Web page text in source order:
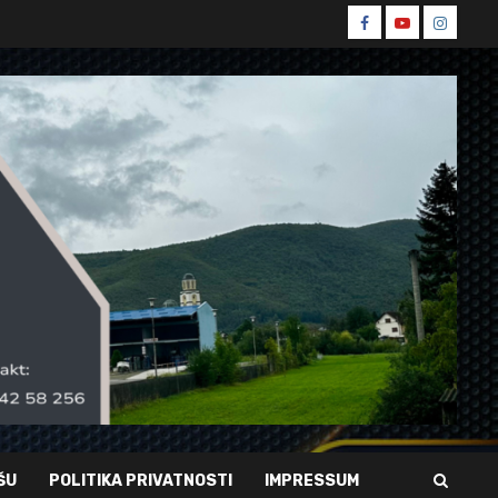
Spin
Facebook
Spin
Youtube
Spin
POLITIKA PRIVATNOSTI IMPRESSUM